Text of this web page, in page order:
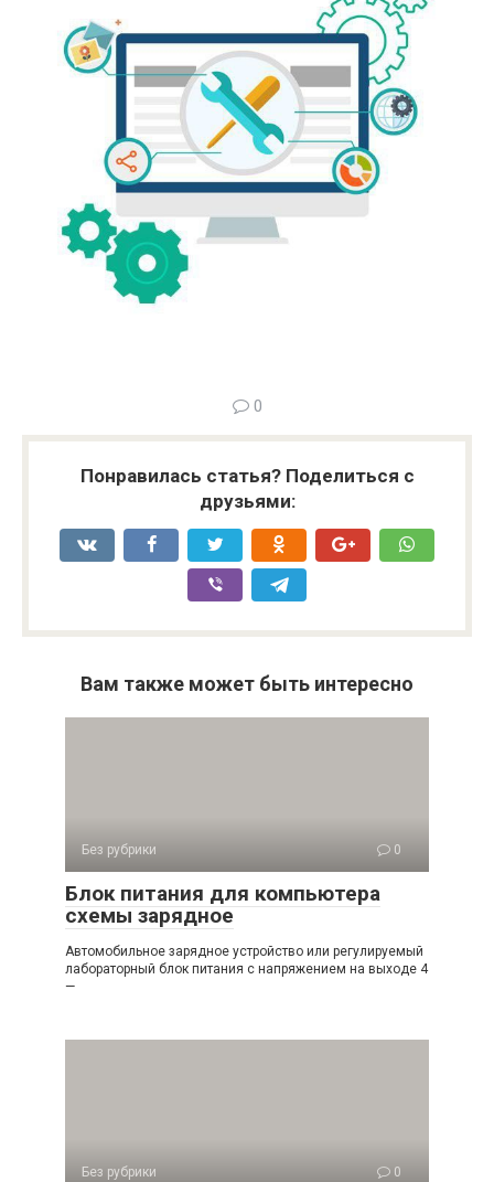
0
Понравилась статья? Поделиться с
друзьями:
Вам также может быть интересно
Без рубрики 0
Блок питания для компьютера
схемы зарядное
Автомобильное зарядное устройство или регулируемый
лабораторный блок питания с напряжением на выходе 4
—
Без рубрики 0